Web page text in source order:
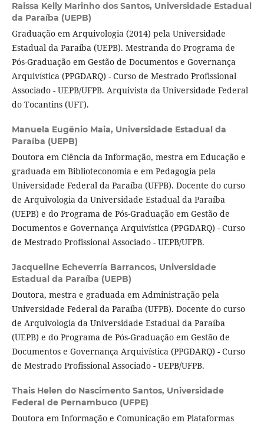
Raissa Kelly Marinho dos Santos, Universidade Estadual
da Paraíba (UEPB)
Graduação em Arquivologia (2014) pela Universidade
Estadual da Paraíba (UEPB). Mestranda do Programa de
Pós-Graduação em Gestão de Documentos e Governança
Arquivística (PPGDARQ) - Curso de Mestrado Profissional
Associado - UEPB/UFPB. Arquivista da Universidade Federal
do Tocantins (UFT).
Manuela Eugênio Maia, Universidade Estadual da
Paraíba (UEPB)
Doutora em Ciência da Informação, mestra em Educação e
graduada em Biblioteconomia e em Pedagogia pela
Universidade Federal da Paraíba (UFPB). Docente do curso
de Arquivologia da Universidade Estadual da Paraíba
(UEPB) e do Programa de Pós-Graduação em Gestão de
Documentos e Governança Arquivística (PPGDARQ) - Curso
de Mestrado Profissional Associado - UEPB/UFPB.
Jacqueline Echeverría Barrancos, Universidade
Estadual da Paraíba (UEPB)
Doutora, mestra e graduada em Administração pela
Universidade Federal da Paraíba (UFPB). Docente do curso
de Arquivologia da Universidade Estadual da Paraíba
(UEPB) e do Programa de Pós-Graduação em Gestão de
Documentos e Governança Arquivística (PPGDARQ) - Curso
de Mestrado Profissional Associado - UEPB/UFPB.
Thais Helen do Nascimento Santos, Universidade
Federal de Pernambuco (UFPE)
Doutora em Informação e Comunicação em Plataformas